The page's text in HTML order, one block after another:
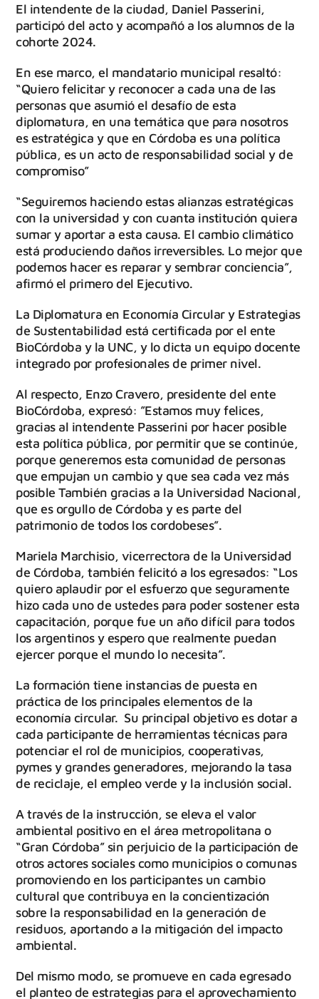
El intendente de la ciudad, Daniel Passerini,
participó del acto y acompañó a los alumnos de la
cohorte 2024.
En ese marco, el mandatario municipal resaltó:
“Quiero felicitar y reconocer a cada una de las
personas que asumió el desafío de esta
diplomatura, en una temática que para nosotros
es estratégica y que en Córdoba es una política
pública, es un acto de responsabilidad social y de
compromiso”
“Seguiremos haciendo estas alianzas estratégicas
con la universidad y con cuanta institución quiera
sumar y aportar a esta causa. El cambio climático
está produciendo daños irreversibles. Lo mejor que
podemos hacer es reparar y sembrar conciencia”,
afirmó el primero del Ejecutivo.
La Diplomatura en Economía Circular y Estrategias
de Sustentabilidad está certificada por el ente
BioCórdoba y la UNC, y lo dicta un equipo docente
integrado por profesionales de primer nivel.
Al respecto, Enzo Cravero, presidente del ente
BioCórdoba, expresó: ”Estamos muy felices,
gracias al intendente Passerini por hacer posible
esta política pública, por permitir que se continúe,
porque generemos esta comunidad de personas
que empujan un cambio y que sea cada vez más
posible También gracias a la Universidad Nacional,
que es orgullo de Córdoba y es parte del
patrimonio de todos los cordobeses”.
Mariela Marchisio, vicerrectora de la Universidad
de Córdoba, también felicitó a los egresados: “Los
quiero aplaudir por el esfuerzo que seguramente
hizo cada uno de ustedes para poder sostener esta
capacitación, porque fue un año difícil para todos
los argentinos y espero que realmente puedan
ejercer porque el mundo lo necesita”.
La formación tiene instancias de puesta en
práctica de los principales elementos de la
economía circular. Su principal objetivo es dotar a
cada participante de herramientas técnicas para
potenciar el rol de municipios, cooperativas,
pymes y grandes generadores, mejorando la tasa
de reciclaje, el empleo verde y la inclusión social.
A través de la instrucción, se eleva el valor
ambiental positivo en el área metropolitana o
“Gran Córdoba” sin perjuicio de la participación de
otros actores sociales como municipios o comunas
promoviendo en los participantes un cambio
cultural que contribuya en la concientización
sobre la responsabilidad en la generación de
residuos, aportando a la mitigación del impacto
ambiental.
Del mismo modo, se promueve en cada egresado
el planteo de estrategias para el aprovechamiento